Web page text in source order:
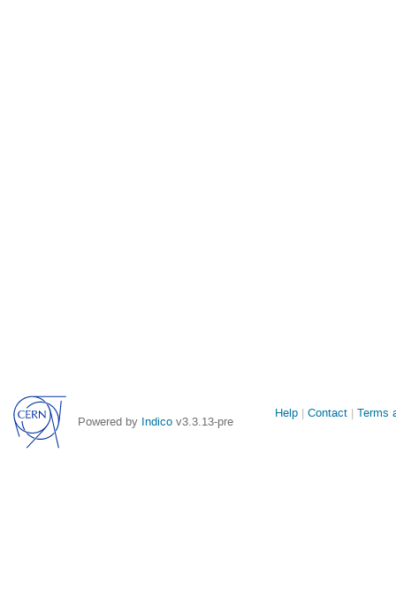
Powered by Indico v3.3.13-pre
Site
Help Contact Terms